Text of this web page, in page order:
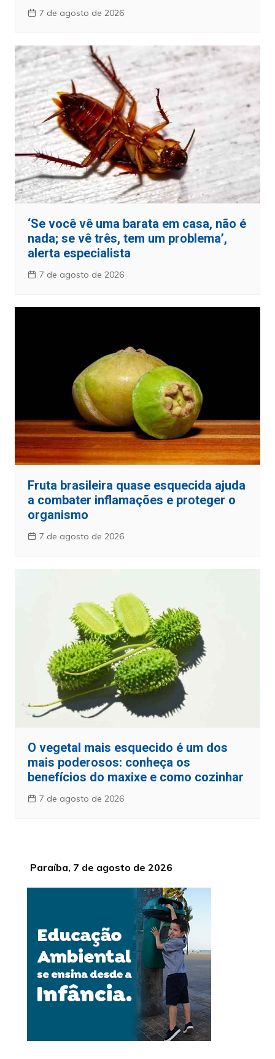
7 de agosto de 2026
‘Se você vê uma barata em casa, não é
nada; se vê três, tem um problema’,
alerta especialista
7 de agosto de 2026
Fruta brasileira quase esquecida ajuda
a combater inflamações e proteger o
organismo
7 de agosto de 2026
O vegetal mais esquecido é um dos
mais poderosos: conheça os
benefícios do maxixe e como cozinhar
7 de agosto de 2026
Paraíba, 7 de agosto de 2026